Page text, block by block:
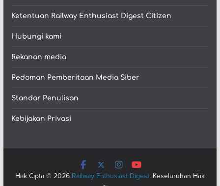
Ketentuan Railway Enthusiast Digest Citizen
Hubungi kami
Rekanan media
Pedoman Pemberitaan Media Siber
Standar Penulisan
Kebijakan Privasi
Hak Cipta © 2026 Railway Enthusiast Digest. Keseluruhan Hak